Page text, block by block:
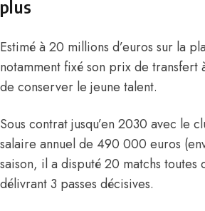
plus
Estimé à 20 millions d’euros sur la
notamment fixé son prix de transfert
de conserver le jeune talent.
Sous contrat jusqu’en 2030 avec le
salaire annuel de 490 000 euros
saison, il a disputé 20 matchs
délivrant 3 passes décisives.